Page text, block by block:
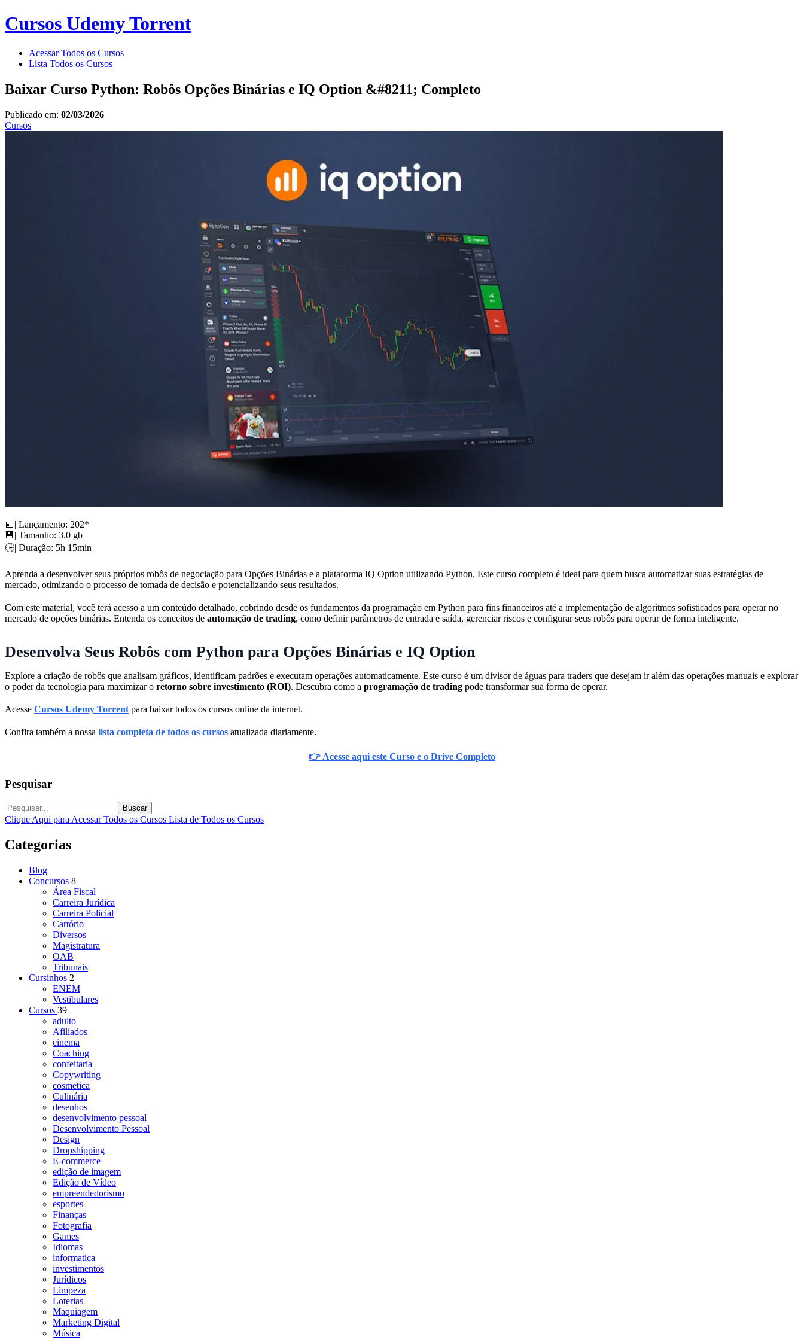
Cursos Udemy Torrent
Acessar Todos os Cursos
Lista Todos os Cursos
Baixar Curso Python: Robôs Opções Binárias e IQ Option &#8211; Completo
Publicado em: 02/03/2026
Cursos
📅| Lançamento: 202*
💾| Tamanho: 3.0 gb
🕒| Duração: 5h 15min
Aprenda a desenvolver seus próprios robôs de negociação para Opções Binárias e a plataforma IQ Option utilizando Python. Este curso completo é ideal para quem busca automatizar suas estratégias de
mercado, otimizando o processo de tomada de decisão e potencializando seus resultados.
Com este material, você terá acesso a um conteúdo detalhado, cobrindo desde os fundamentos da programação em Python para fins financeiros até a implementação de algoritmos sofisticados para operar no
mercado de opções binárias. Entenda os conceitos de automação de trading, como definir parâmetros de entrada e saída, gerenciar riscos e configurar seus robôs para operar de forma inteligente.
Desenvolva Seus Robôs com Python para Opções Binárias e IQ Option
Explore a criação de robôs que analisam gráficos, identificam padrões e executam operações automaticamente. Este curso é um divisor de águas para traders que desejam ir além das operações manuais e explorar
o poder da tecnologia para maximizar o retorno sobre investimento (ROI). Descubra como a programação de trading pode transformar sua forma de operar.
Acesse Cursos Udemy Torrent para baixar todos os cursos online da internet.
Confira também a nossa lista completa de todos os cursos atualizada diariamente.
👉 Acesse aqui este Curso e o Drive Completo
Pesquisar
Buscar
Clique Aqui para Acessar Todos os Cursos Lista de Todos os Cursos
Categorias
Blog
Concursos 8
Área Fiscal
Carreira Jurídica
Carreira Policial
Cartório
Diversos
Magistratura
OAB
Tribunais
Cursinhos 2
ENEM
Vestibulares
Cursos 39
adulto
Afiliados
cinema
Coaching
confeitaria
Copywriting
cosmetica
Culinária
desenhos
desenvolvimento pessoal
Desenvolvimento Pessoal
Design
Dropshipping
E-commerce
edição de imagem
Edição de Vídeo
empreendedorismo
esportes
Finanças
Fotografia
Games
Idiomas
informatica
investimentos
Jurídicos
Limpeza
Loterias
Maquiagem
Marketing Digital
Música